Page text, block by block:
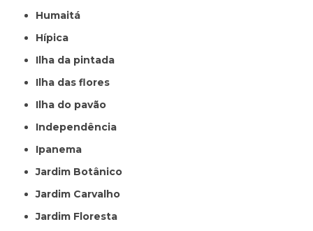
Humaitá
Hípica
Ilha da pintada
Ilha das flores
Ilha do pavão
Independência
Ipanema
Jardim Botânico
Jardim Carvalho
Jardim Floresta